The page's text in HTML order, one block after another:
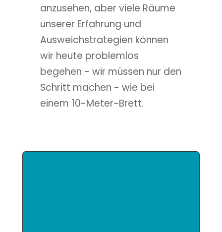
anzusehen, aber viele Räume
unserer Erfahrung und
Ausweichstrategien können
wir heute problemlos
begehen - wir müssen nur den
Schritt machen - wie bei
einem 10-Meter-Brett.